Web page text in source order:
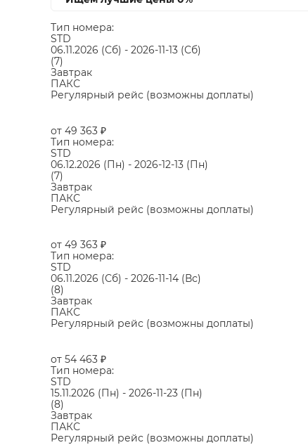
Тип номера:
STD
06.11.2026 (Сб) - 2026-11-13 (Сб)
(7)
Завтрак
ПАКС
Регулярный рейс (возможны доплаты)
от 49 363 ₽
Тип номера:
STD
06.12.2026 (Пн) - 2026-12-13 (Пн)
(7)
Завтрак
ПАКС
Регулярный рейс (возможны доплаты)
от 49 363 ₽
Тип номера:
STD
06.11.2026 (Сб) - 2026-11-14 (Вс)
(8)
Завтрак
ПАКС
Регулярный рейс (возможны доплаты)
от 54 463 ₽
Тип номера:
STD
15.11.2026 (Пн) - 2026-11-23 (Пн)
(8)
Завтрак
ПАКС
Регулярный рейс (возможны доплаты)